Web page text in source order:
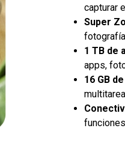
capturar
Super
1 TB de
apps,
16 GB